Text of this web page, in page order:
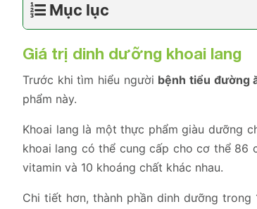
Mục lục
Giá trị dinh dưỡng khoai lang
Trước khi tìm hiểu người bệnh tiểu đường
phẩm này.
Khoai lang là một thực phẩm giàu dưỡng
khoai lang có thể cung cấp cho cơ thể 86
vitamin và 10 khoáng chất khác nhau.
Chi tiết hơn, thành phần dinh dưỡng